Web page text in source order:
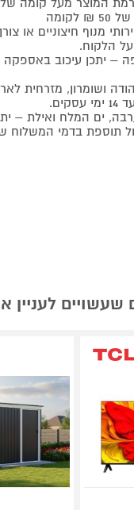
מנוף חיצוניים או
על הלקוח.
ושומרון, מזרחית
ים המלח ואילת –
שעשויים לעניין